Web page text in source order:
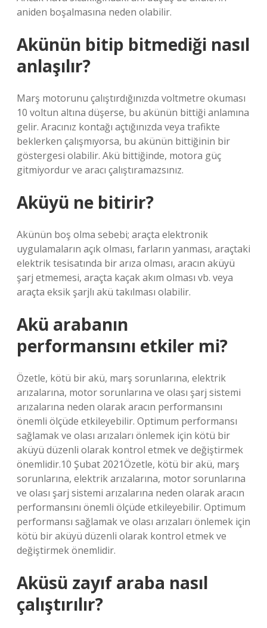
aniden boşalmasına neden olabilir.
Akünün bitip bitmediği nasıl
anlaşılır?
Marş motorunu çalıştırdığınızda voltmetre okuması
10 voltun altına düşerse, bu akünün bittiği anlamına
gelir. Aracınız kontağı açtığınızda veya trafikte
beklerken çalışmıyorsa, bu akünün bittiğinin bir
göstergesi olabilir. Akü bittiğinde, motora güç
gitmiyordur ve aracı çalıştıramazsınız.
Aküyü ne bitirir?
Akünün boş olma sebebi; araçta elektronik
uygulamaların açık olması, farların yanması, araçtaki
elektrik tesisatında bir arıza olması, aracın aküyü
şarj etmemesi, araçta kaçak akım olması vb. veya
araçta eksik şarjlı akü takılması olabilir.
Akü arabanın
performansını etkiler mi?
Özetle, kötü bir akü, marş sorunlarına, elektrik
arızalarına, motor sorunlarına ve olası şarj sistemi
arızalarına neden olarak aracın performansını
önemli ölçüde etkileyebilir. Optimum performansı
sağlamak ve olası arızaları önlemek için kötü bir
aküyü düzenli olarak kontrol etmek ve değiştirmek
önemlidir.10 Şubat 2021Özetle, kötü bir akü, marş
sorunlarına, elektrik arızalarına, motor sorunlarına
ve olası şarj sistemi arızalarına neden olarak aracın
performansını önemli ölçüde etkileyebilir. Optimum
performansı sağlamak ve olası arızaları önlemek için
kötü bir aküyü düzenli olarak kontrol etmek ve
değiştirmek önemlidir.
Aküsü zayıf araba nasıl
çalıştırılır?